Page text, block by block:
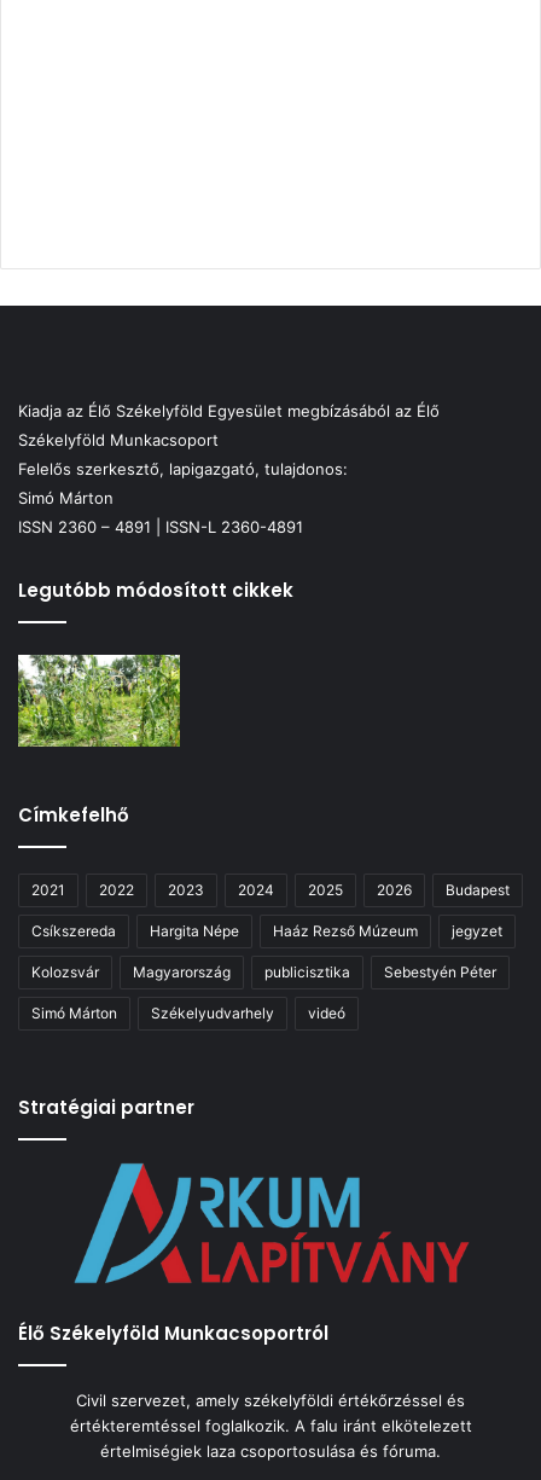
Kiadja az Élő Székelyföld Egyesület megbízásából az Élő
Székelyföld Munkacsoport
Felelős szerkesztő, lapigazgató, tulajdonos:
Simó Márton
ISSN 2360 – 4891 | ISSN-L 2360-4891
Legutóbb módosított cikkek
Címkefelhő
2021 2022 2023 2024 2025 2026 Budapest
Csíkszereda Hargita Népe Haáz Rezső Múzeum jegyzet
Kolozsvár Magyarország publicisztika Sebestyén Péter
Simó Márton Székelyudvarhely videó
Stratégiai partner
Élő Székelyföld Munkacsoportról
Civil szervezet, amely székelyföldi értékőrzéssel és
értékteremtéssel foglalkozik. A falu iránt elkötelezett
értelmiségiek laza csoportosulása és fóruma.